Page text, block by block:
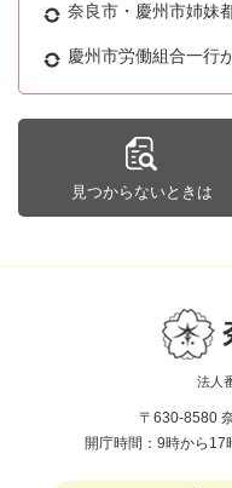
奈良市・慶州市姉妹
慶州市労働組合一行
見つからないときは
法人
〒630-8580
開庁時間：9時から17